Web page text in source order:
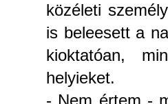
közéleti
is beleesett a
kioktatóan,
helyieket.
- Nem értem -